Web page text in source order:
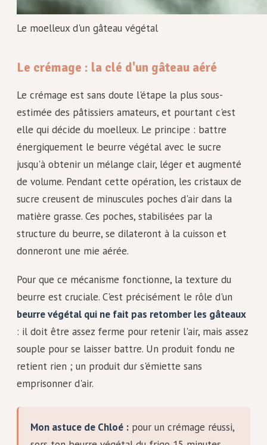
Le moelleux d'un gâteau végétal
Le crémage : la clé d'un gâteau aéré
Le crémage est sans doute l'étape la plus sous-
estimée des pâtissiers amateurs, et pourtant c'est
elle qui décide du moelleux. Le principe : battre
énergiquement le beurre végétal avec le sucre
jusqu'à obtenir un mélange clair, léger et augmenté
de volume. Pendant cette opération, les cristaux de
sucre creusent de minuscules poches d'air dans la
matière grasse. Ces poches, stabilisées par la
structure du beurre, se dilateront à la cuisson et
donneront une mie aérée.
Pour que ce mécanisme fonctionne, la texture du
beurre est cruciale. C'est précisément le rôle d'un
beurre végétal qui ne fait pas retomber les gâteaux
: il doit être assez ferme pour retenir l'air, mais assez
souple pour se laisser battre. Un produit fondu ne
retient rien ; un produit dur s'émiette sans
emprisonner d'air.
Mon astuce de Chloé : pour un crémage réussi,